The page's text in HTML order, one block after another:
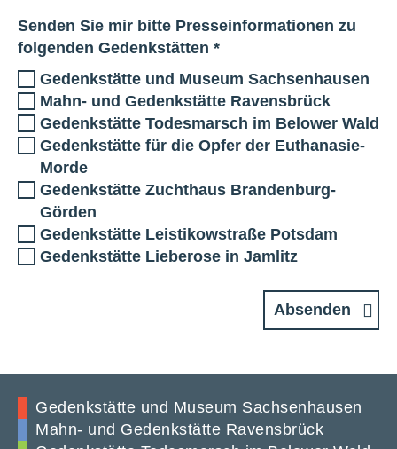
Senden Sie mir bitte Presseinformationen zu
folgenden Gedenkstätten *
Gedenkstätte und Museum Sachsenhausen
Mahn- und Gedenkstätte Ravensbrück
Gedenkstätte Todesmarsch im Belower Wald
Gedenkstätte für die Opfer der Euthanasie-
Morde
Gedenkstätte Zuchthaus Brandenburg-
Görden
Gedenkstätte Leistikowstraße Potsdam
Gedenkstätte Lieberose in Jamlitz
Absenden
Gedenkstätte und Museum Sachsenhausen
Mahn- und Gedenkstätte Ravensbrück